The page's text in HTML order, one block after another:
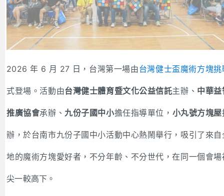
2026 年 6 月 27 日，台灣第一場由台灣健士盃魔術方塊挑
式登場。活動由台灣健士體育暨文化公益信託主辦、 中華
推廣協會承辦、 九份子國中小擔任指導單位， 小丸號方塊屋
辦，於台南市九份子國中小活動中心熱鬧舉行，吸引了來自
地的魔術方塊愛好者，不分年齡、不分世代，在同一個會場
尖一較高下。